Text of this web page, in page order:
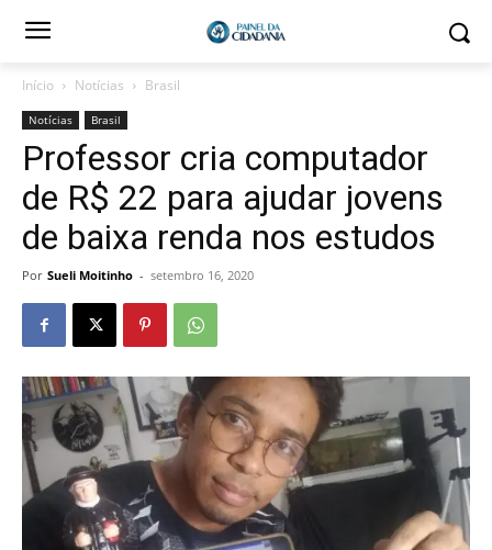
Início Notícias Brasil
Notícias Brasil
Professor cria computador
de R$ 22 para ajudar jovens
de baixa renda nos estudos
Por Sueli Moitinho - setembro 16, 2020